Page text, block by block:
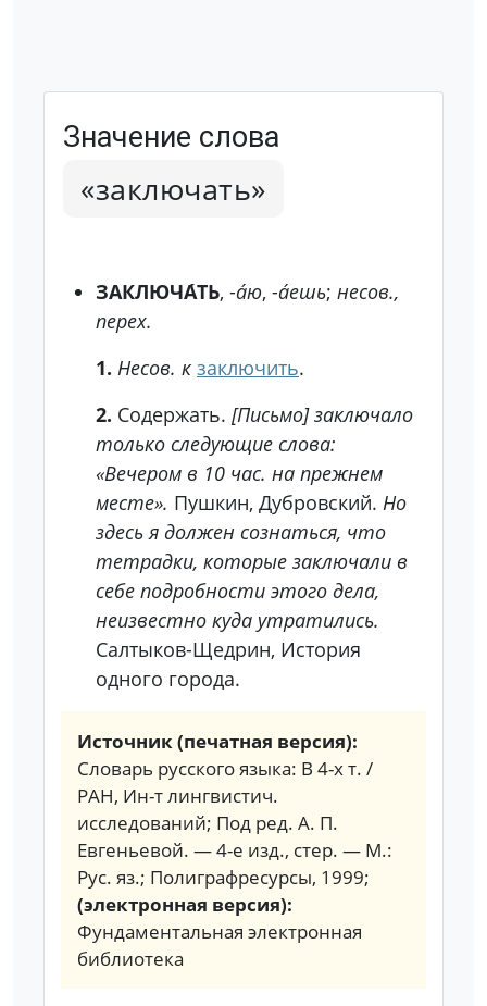
Значение слова
«заключать»
ЗАКЛЮЧА́ТЬ, -а́ю, -а́ешь; несов.,
перех.
1. Несов. к заключить.
2. Содержать. [Письмо] заключало
только следующие слова:
«Вечером в 10 час. на прежнем
месте». Пушкин, Дубровский. Но
здесь я должен сознаться, что
тетрадки, которые заключали в
себе подробности этого дела,
неизвестно куда утратились.
Салтыков-Щедрин, История
одного города.
Источник (печатная версия):
Словарь русского языка: В 4-х т. /
РАН, Ин-т лингвистич.
исследований; Под ред. А. П.
Евгеньевой. — 4-е изд., стер. — М.:
Рус. яз.; Полиграфресурсы, 1999;
(электронная версия):
Фундаментальная электронная
библиотека